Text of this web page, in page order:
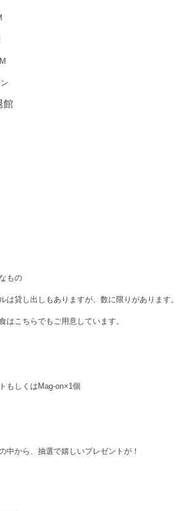
館
もの
は貸し出しもありますが、数に限りがあります。
はこちらでもご用意しています。
もしくはMag-on×1個
中から、抽選で嬉しいプレゼントが！